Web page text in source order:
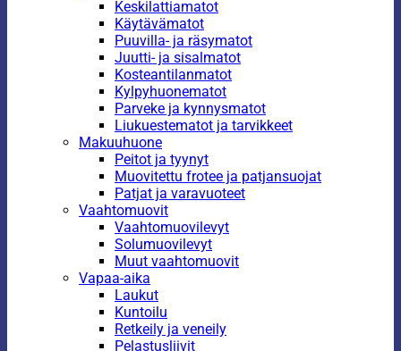
Keskilattiamatot
Käytävämatot
Puuvilla- ja räsymatot
Juutti- ja sisalmatot
Kosteantilanmatot
Kylpyhuonematot
Parveke ja kynnysmatot
Liukuestematot ja tarvikkeet
Makuuhuone
Peitot ja tyynyt
Muovitettu frotee ja patjansuojat
Patjat ja varavuoteet
Vaahtomuovit
Vaahtomuovilevyt
Solumuovilevyt
Muut vaahtomuovit
Vapaa-aika
Laukut
Kuntoilu
Retkeily ja veneily
Pelastusliivit